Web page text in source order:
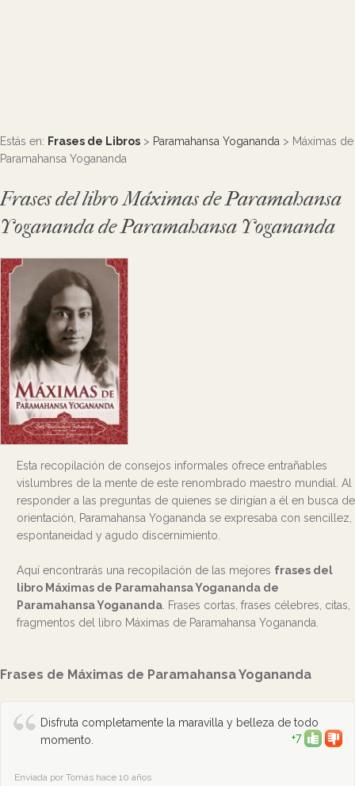
Estás en: Frases de Libros > Paramahansa Yogananda > Máximas de
Paramahansa Yogananda
Frases del libro Máximas de Paramahansa
Yogananda de Paramahansa Yogananda
Esta recopilación de consejos informales ofrece entrañables
vislumbres de la mente de este renombrado maestro mundial. Al
responder a las preguntas de quienes se dirigían a él en busca de
orientación, Paramahansa Yogananda se expresaba con sencillez,
espontaneidad y agudo discernimiento.
Aquí encontrarás una recopilación de las mejores frases del
libro Máximas de Paramahansa Yogananda de
Paramahansa Yogananda . Frases cortas, frases célebres, citas,
fragmentos del libro Máximas de Paramahansa Yogananda.
Frases de Máximas de Paramahansa Yogananda
Disfruta completamente la maravilla y belleza de todo
momento.
+7
Enviada por Tomás hace 10 años